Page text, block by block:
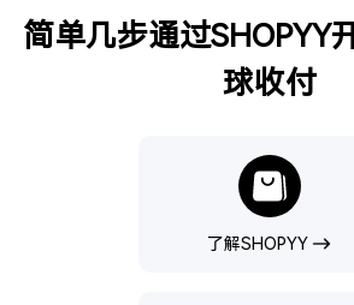
简单几步通过SHOPYY
球收付
了解SHOPYY